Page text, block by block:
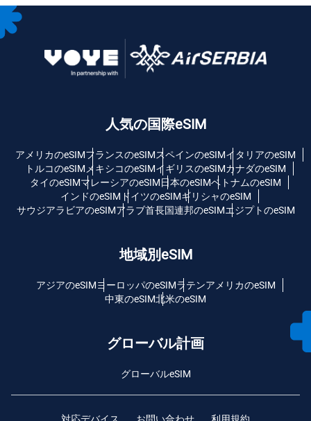
人気の国際eSIM
アメリカのeSIMフランスのeSIMスペインのeSIMイタリアのeSIM
トルコのeSIM メキシコのeSIMイギリスのeSIMカナダのeSIM
タイのeSIMマレーシアのeSIM日本のeSIMベトナムのeSIM
インドのeSIM ドイツのeSIMギリシャのeSIM
サウジアラビアのeSIMアラブ首長国連邦のeSIMエジプトのeSIM
地域別eSIM
アジアのeSIMヨーロッパのeSIMラテンアメリカのeSIM
中東のeSIM北米のeSIM
グローバル計画
グローバルeSIM
対応デバイス お問い合わせ 利用規約